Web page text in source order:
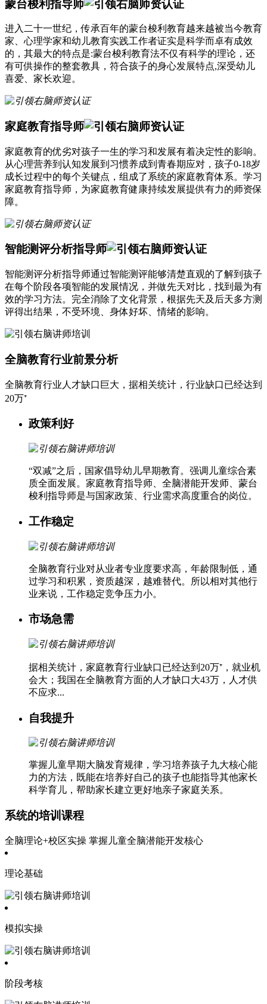
蒙台梭利指导师
进入二十一世纪，传承百年的蒙台梭利教育越来越被当今教育
家、心理学家和幼儿教育实践工作者证实是科学而卓有成效
的，其最大的特点是:蒙台梭利教育法不仅有科学的理论，还
有可供操作的整套教具，符合孩子的身心发展特点,深受幼儿
喜爱、家长欢迎。
家庭教育指导师
家庭教育的优劣对孩子一生的学习和发展有着决定性的影响。
从心理营养到认知发展到习惯养成到青春期应对，孩子0-18岁
成长过程中的每个关键点，组成了系统的家庭教育体系。学习
家庭教育指导师，为家庭教育健康持续发展提供有力的师资保
障。
智能测评分析指导师
智能测评分析指导师通过智能测评能够清楚直观的了解到孩子
在每个阶段各项智能的发展情况，并做先天对比，找到最为有
效的学习方法。完全消除了文化背景，根据先天及后天多方测
评得出结果，不受环境、身体好坏、情绪的影响。
全脑教育行业前景分析
全脑教育行业人才缺口巨大，据相关统计，行业缺口已经达到
20万⁺
政策利好
“双减”之后，国家倡导幼儿早期教育。强调儿童综合素
质全面发展。家庭教育指导师、全脑潜能开发师、蒙台
梭利指导师是与国家政策、行业需求高度重合的岗位。
工作稳定
全脑教育行业对从业者专业度要求高，年龄限制低，通
过学习和积累，资质越深，越难替代。所以相对其他行
业来说，工作稳定竞争压力小。
市场急需
据相关统计，家庭教育行业缺口已经达到20万⁺，就业机
会大；我国在全脑教育方面的人才缺口大43万，人才供
不应求...
自我提升
掌握儿童早期大脑发育规律，学习培养孩子九大核心能
力的方法，既能在培养好自己的孩子也能指导其他家长
科学育儿，帮助家长建立更好地亲子家庭关系。
系统的培训课程
全脑理论+校区实操 掌握儿童全脑潜能开发核心
理论基础
模拟实操
阶段考核